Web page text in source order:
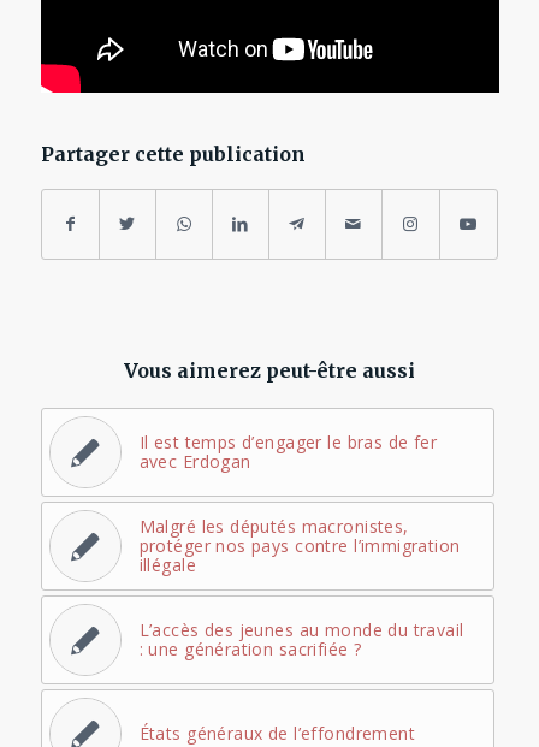
Partager cette publication
Vous aimerez peut-être aussi
Il est temps d’engager le bras de fer
avec Erdogan
Malgré les députés macronistes,
protéger nos pays contre l’immigration
illégale
L’accès des jeunes au monde du travail
: une génération sacrifiée ?
États généraux de l’effondrement